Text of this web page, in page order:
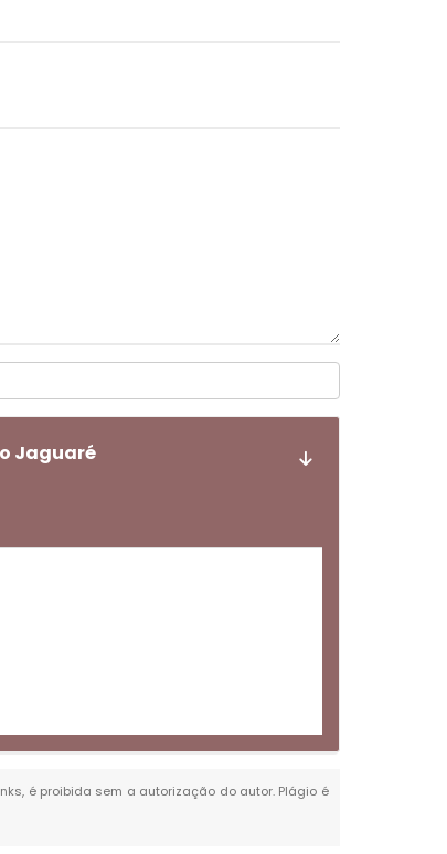
Jaguaré
é proibida sem a autorização do autor. Plágio é